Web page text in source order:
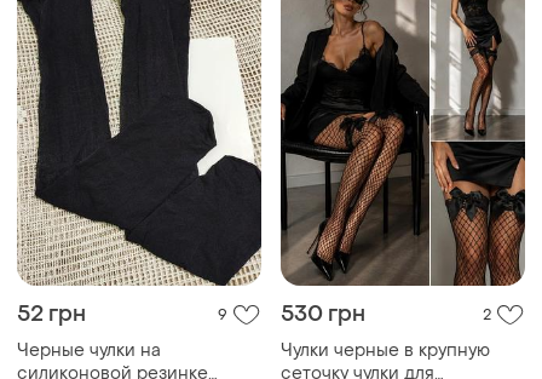
166 грн 6
175 грн
распродажа до 08 авг.
Bellinda
Винтажные чулки bellinda
feinstrumpf 30 с высокой
плотностью 30 ден
3 и еще
125 грн 0
Чулки ультратонкие капрон
10 ден капучино с широкой
черной полоской one size
4511 высокие гольфы
темно-бежевые
капроновые
1 и еще 8
Загружайте приложение
Покупайте вещи и общайтесь в любом месте